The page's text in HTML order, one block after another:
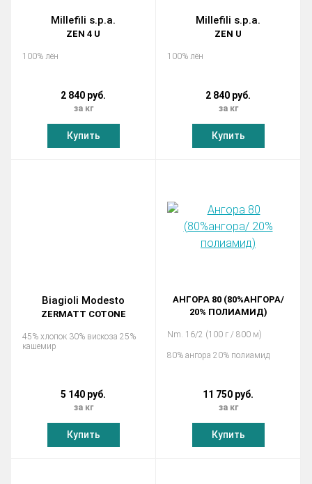
Millefili s.p.a.
ZEN 4 U
100% лён
2 840 руб.
за кг
Купить
Millefili s.p.a.
ZEN U
100% лён
2 840 руб.
за кг
Купить
Biagioli Modesto
ZERMATT COTONE
45% хлопок 30% вискоза 25%
кашемир
5 140 руб.
за кг
Купить
АНГОРА 80 (80%АНГОРА/
20% ПОЛИАМИД)
Nm. 16/2 (100 г / 800 м)
80% ангора 20% полиамид
11 750 руб.
за кг
Купить